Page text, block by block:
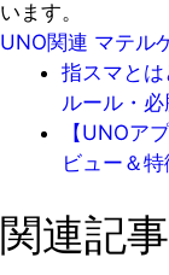
います。
UNO関連 マテル
指スマと
ルール・
【UNOア
ビュー＆
関連記事